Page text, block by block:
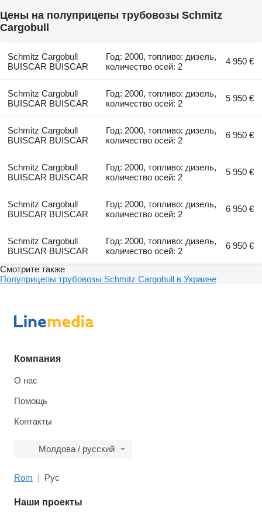
Цены на полуприцепы трубовозы Schmitz
Cargobull
Schmitz Cargobull
BUISCAR BUISCAR
Год: 2000, топливо: дизель,
количество осей: 2
4 950 €
Schmitz Cargobull
BUISCAR BUISCAR
Год: 2000, топливо: дизель,
количество осей: 2
5 950 €
Schmitz Cargobull
BUISCAR BUISCAR
Год: 2000, топливо: дизель,
количество осей: 2
6 950 €
Schmitz Cargobull
BUISCAR BUISCAR
Год: 2000, топливо: дизель,
количество осей: 2
5 950 €
Schmitz Cargobull
BUISCAR BUISCAR
Год: 2000, топливо: дизель,
количество осей: 2
6 950 €
Schmitz Cargobull
BUISCAR BUISCAR
Год: 2000, топливо: дизель,
количество осей: 2
6 950 €
Смотрите также
Полуприцепы трубовозы Schmitz Cargobull в Украине
Компания
О нас
Помощь
Контакты
Молдова / русский
Rom Рус
Наши проекты